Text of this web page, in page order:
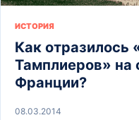
ИСТОРИЯ
Как отразилось
Тамплиеров» на
Франции?
08.03.2014